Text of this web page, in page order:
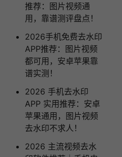
推荐：图片视频通
用，靠谱测评盘点！
2026手机免费去水印
APP推荐：图片视频
都可用，安卓苹果靠
谱实测！
2026 手机去水印
APP 实用推荐：安卓
苹果通用，图片视频
去水印不求人！
2026 主流视频去水